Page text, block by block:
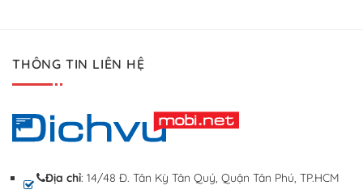
THÔNG TIN LIÊN HỆ
Địa chỉ: 14/48 Đ. Tân Kỳ Tân Quý, Quận Tân Phú, TP.HCM